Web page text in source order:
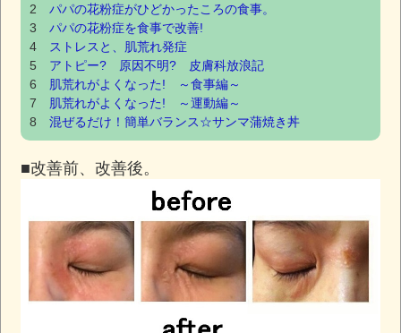
2パパの花粉症がひどかったころの食事。
3パパの花粉症を食事で改善!
4
ストレスと、肌荒れ発症
5 アトピー? 原因不明? 皮膚科放浪記
6
肌荒れがよくなった! ～食事編～
7
肌荒れがよくなった! ～運動編～
8混ぜるだけ！簡単バランス☆サンマ蒲焼き丼
■改善前、改善後。